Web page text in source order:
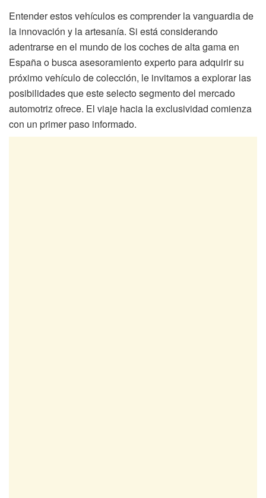
Entender estos vehículos es comprender la vanguardia de
la innovación y la artesanía. Si está considerando
adentrarse en el mundo de los coches de alta gama en
España o busca asesoramiento experto para adquirir su
próximo vehículo de colección, le invitamos a explorar las
posibilidades que este selecto segmento del mercado
automotriz ofrece. El viaje hacia la exclusividad comienza
con un primer paso informado.